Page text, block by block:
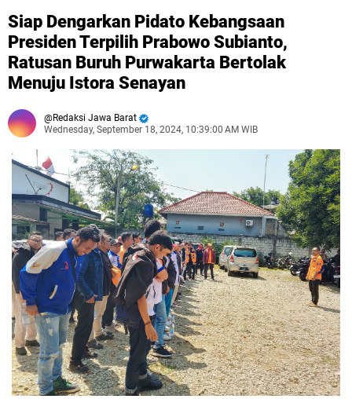
Siap Dengarkan Pidato Kebangsaan
Presiden Terpilih Prabowo Subianto,
Ratusan Buruh Purwakarta Bertolak
Menuju Istora Senayan
Redaksi Jawa Barat
Wednesday, September 18, 2024, 10:39:00 AM WIB